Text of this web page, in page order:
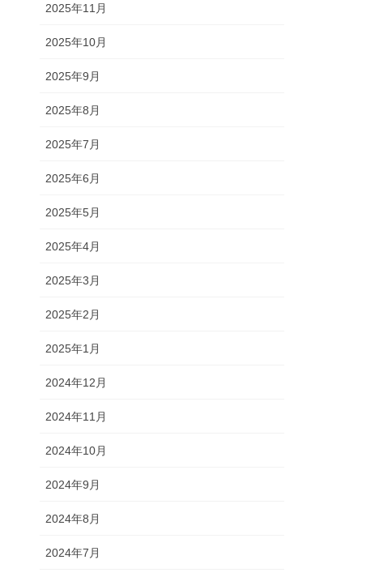
2025年11月
2025年10月
2025年9月
2025年8月
2025年7月
2025年6月
2025年5月
2025年4月
2025年3月
2025年2月
2025年1月
2024年12月
2024年11月
2024年10月
2024年9月
2024年8月
2024年7月